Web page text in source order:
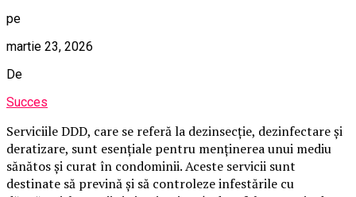
pe
martie 23, 2026
De
Succes
Serviciile DDD, care se referă la dezinsecție, dezinfectare și
deratizare, sunt esențiale pentru menținerea unui mediu
sănătos și curat în condominii. Aceste servicii sunt
destinate să prevină și să controleze infestările cu